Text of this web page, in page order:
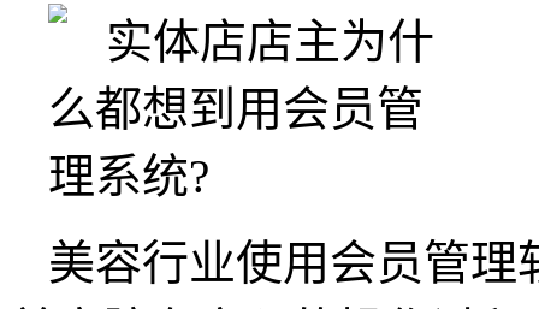
美容行业使用会员管